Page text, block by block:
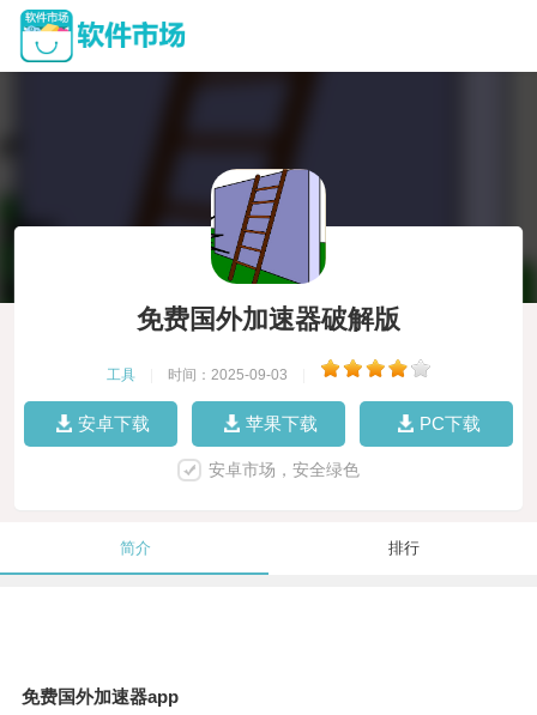
免费国外加速器破解版
工具 时间：2025-09-03
安卓下载 苹果下载 PC下载
安卓市场，安全绿色
简介 排行
免费国外加速器app